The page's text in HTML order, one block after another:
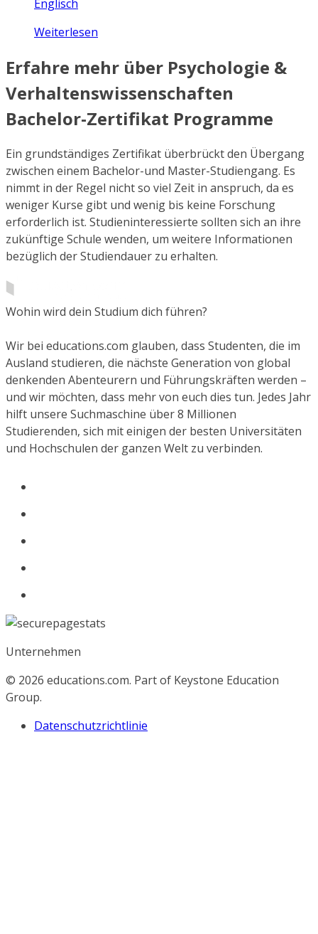
Englisch
Weiterlesen
Erfahre mehr über Psychologie &
Verhaltenswissenschaften
Bachelor-Zertifikat Programme
Ein grundständiges Zertifikat überbrückt den Übergang
zwischen einem Bachelor-und Master-Studiengang. Es
nimmt in der Regel nicht so viel Zeit in anspruch, da es
weniger Kurse gibt und wenig bis keine Forschung
erforderlich ist. Studieninteressierte sollten sich an ihre
zukünftige Schule wenden, um weitere Informationen
bezüglich der Studiendauer zu erhalten.
Wohin wird dein Studium dich führen?
Wir bei educations.com glauben, dass Studenten, die im
Ausland studieren, die nächste Generation von global
denkenden Abenteurern und Führungskräften werden –
und wir möchten, dass mehr von euch dies tun. Jedes Jahr
hilft unsere Suchmaschine über 8 Millionen
Studierenden, sich mit einigen der besten Universitäten
und Hochschulen der ganzen Welt zu verbinden.
Unternehmen
© 2026 educations.com. Part of Keystone Education
Group.
Datenschutzrichtlinie